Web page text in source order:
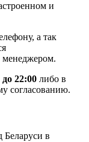
и
а так
менеджером.
до 22:00 либо в
согласованию.
в